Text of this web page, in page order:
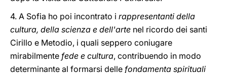
4. A Sofia ho poi incontrato i rappresentanti della
cultura, della scienza e dell'arte nel ricordo dei santi
Cirillo e Metodio, i quali seppero coniugare
mirabilmente fede e cultura, contribuendo in modo
determinante al formarsi delle fondamenta spirituali